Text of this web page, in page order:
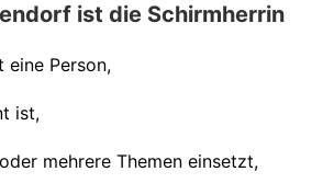
ist die Schirmherrin
eine Person,
ist,
mehrere Themen einsetzt,